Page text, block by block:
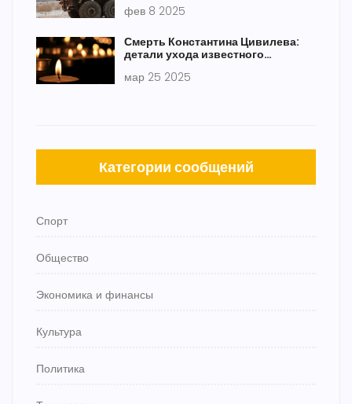
фев 8 2025
Смерть Константина Цивилева:
детали ухода известного
мар 25 2025
Категории сообщений
Спорт
Общество
Экономика и финансы
Культура
Политика